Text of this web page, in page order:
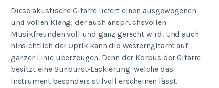
Diese akustische Gitarre liefert einen ausgewogenen
und vollen Klang, der auch anspruchsvollen
Musikfreunden voll und ganz gerecht wird. Und auch
hinsichtlich der Optik kann die Westerngitarre auf
ganzer Linie überzeugen. Denn der Korpus der Gitarre
besitzt eine Sunburst-Lackierung, welche das
Instrument besonders stilvoll erscheinen lässt.